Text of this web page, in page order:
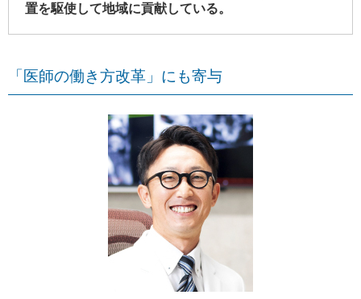
置を駆使して地域に貢献している。
「医師の働き方改革」にも寄与